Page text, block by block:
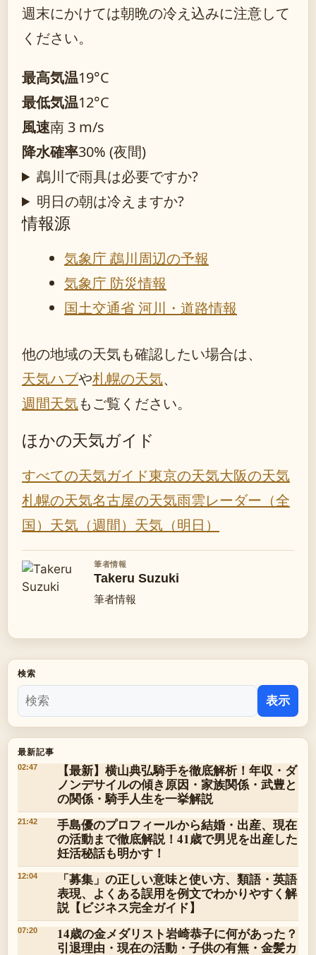
週末にかけては朝晩の冷え込みに注意して
ください。
最高気温19°C
最低気温12°C
風速南 3 m/s
降水確率30% (夜間)
鵡川で雨具は必要ですか?
明日の朝は冷えますか?
情報源
気象庁 鵡川周辺の予報
気象庁 防災情報
国土交通省 河川・道路情報
他の地域の天気も確認したい場合は、
天気ハブや札幌の天気、
週間天気もご覧ください。
ほかの天気ガイド
すべての天気ガイド東京の天気大阪の天気
札幌の天気名古屋の天気雨雲レーダー（全
国） 天気（週間） 天気（明日）
筆者情報
Takeru Suzuki
筆者情報
検索
表示
最新記事
02:47
【最新】横山典弘騎手を徹底解析！年収・ダ
ノンデサイルの傾き原因・家族関係・武豊と
の関係・騎手人生を一挙解説
21:42
手島優のプロフィールから結婚・出産、現在
の活動まで徹底解説！41歳で男児を出産した
妊活秘話も明かす！
12:04
「募集」の正しい意味と使い方、類語・英語
表現、よくある誤用を例文でわかりやすく解
説【ビジネス完全ガイド】
07:20
14歳の金メダリスト岩崎恭子に何があった？
引退理由・現在の活動・子供の有無・金髪カ